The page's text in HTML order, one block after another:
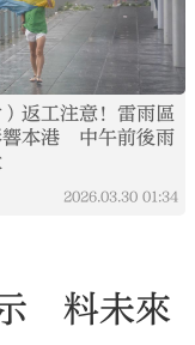
）返工注意！雷雨區
響本港 中午前後雨
2026.03.30 01:34
料未來